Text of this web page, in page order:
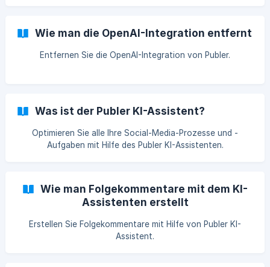
Wie man die OpenAI-Integration entfernt
Entfernen Sie die OpenAI-Integration von Publer.
Was ist der Publer KI-Assistent?
Optimieren Sie alle Ihre Social-Media-Prozesse und -
Aufgaben mit Hilfe des Publer KI-Assistenten.
Wie man Folgekommentare mit dem KI-
Assistenten erstellt
Erstellen Sie Folgekommentare mit Hilfe von Publer KI-
Assistent.